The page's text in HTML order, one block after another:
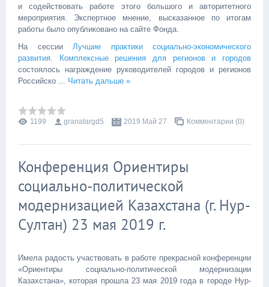
и содействовать работе этого большого и авторитетного
мероприятия. Экспертное мнение, высказанное по итогам
работы было опубликовано на сайте Фонда.
На сессии Лучшие практики социально-экономического
развития. Комплексные решения для регионов и городов
состоялось награждение руководителей городов и регионов
Российско ... Читать дальше »
1199 granatargd5 2019 Май 27 Комментарии (0)
Конференция Ориентиры
социально-политической
модернизацией Казахстана (г. Нур-
Султан) 23 мая 2019 г.
Имела радость участвовать в работе прекрасной конференции
«Ориентиры социально-политической модернизации
Казахстана», которая прошла 23 мая 2019 года в городе Нур-